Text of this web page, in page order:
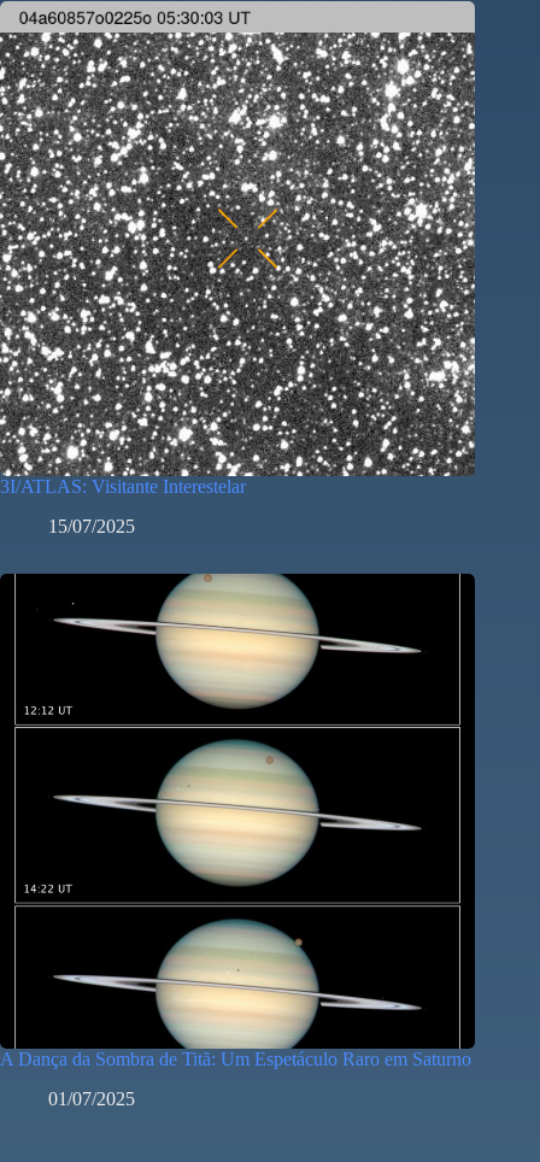
3I/ATLAS: Visitante Interestelar
15/07/2025
A Dança da Sombra de Titã: Um Espetáculo Raro em Saturno
01/07/2025